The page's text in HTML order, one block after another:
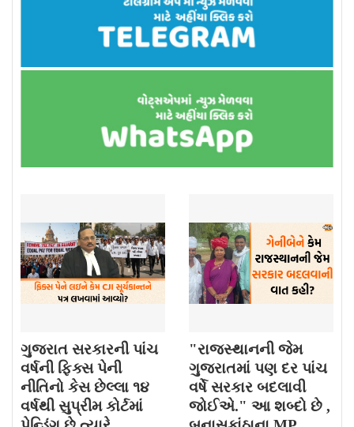
ગુજરાત સરકારની પાંચ
વર્ષની ફિક્સ પેની
નીતિનો કેસ છેલ્લા ૧૪
વર્ષથી સુપ્રીમ કોર્ટમાં
"રાજસ્થાનની જેમ
ગુજરાતમાં પણ દર પાંચ
વર્ષે સરકાર બદલાવી
જોઈએ." આ શબ્દો છે ,